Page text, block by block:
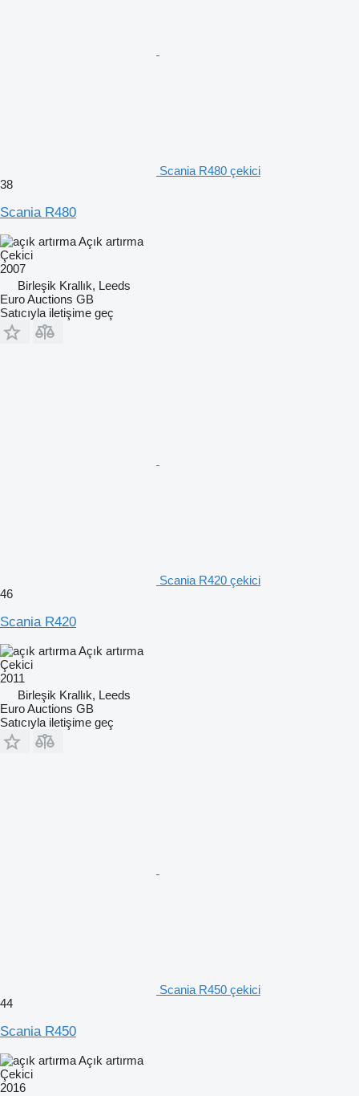
Scania R480 çekici
38
Scania R480
Açık artırma
Çekici
2007
Birleşik Krallık, Leeds
Euro Auctions GB
Satıcıyla iletişime geç
Scania R420 çekici
46
Scania R420
Açık artırma
Çekici
2011
Birleşik Krallık, Leeds
Euro Auctions GB
Satıcıyla iletişime geç
Scania R450 çekici
44
Scania R450
Açık artırma
Çekici
2016